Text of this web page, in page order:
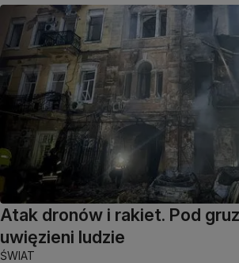
Atak dronów i rakiet. Pod
uwięzieni ludzie
ŚWIAT